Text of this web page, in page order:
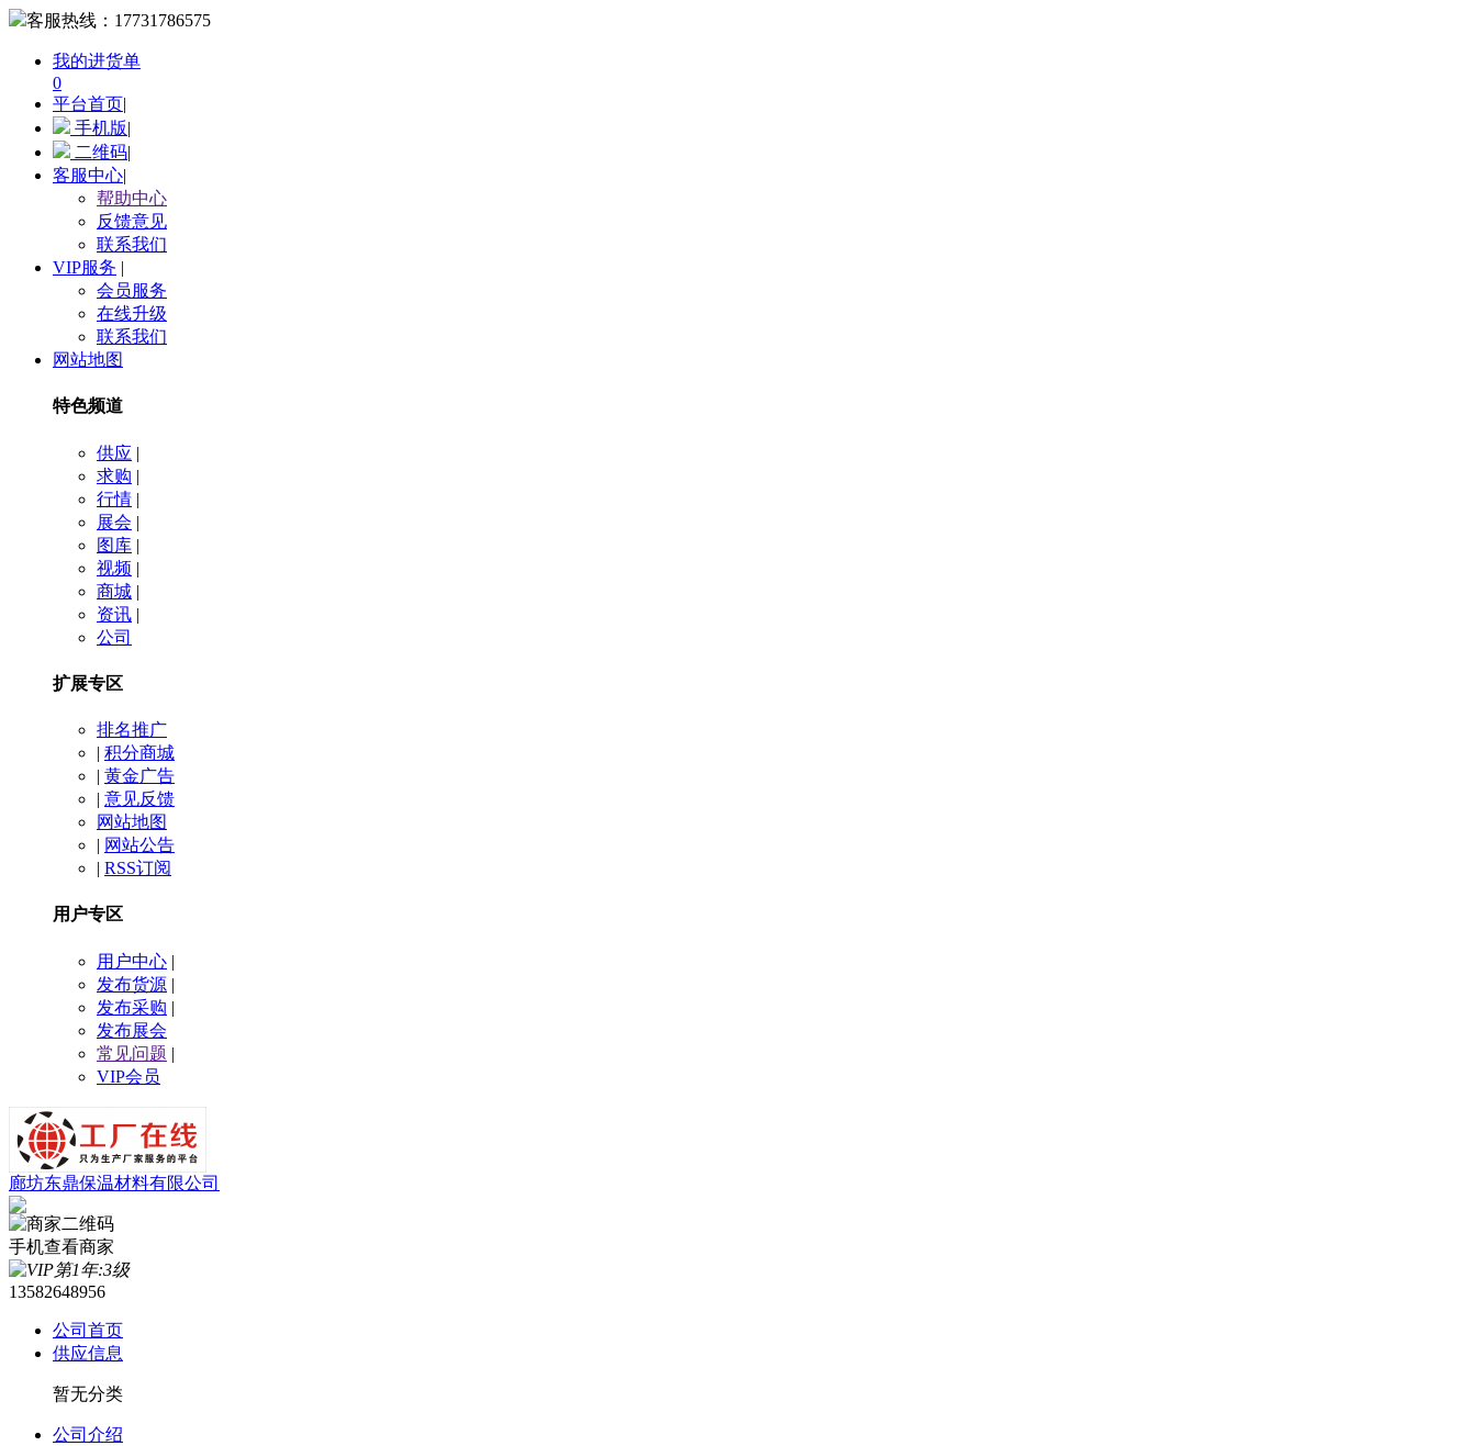
客服热线： 17731786575
我的进货单
0
平台首页|
手机版|
二维码|
客服中心|
帮助中心
反馈意见
联系我们
VIP服务 |
会员服务
在线升级
联系我们
网站地图
特色频道
供应 |
求购 |
行情 |
展会 |
图库 |
视频 |
商城 |
资讯 |
公司
扩展专区
排名推广
| 积分商城
| 黄金广告
| 意见反馈
网站地图
| 网站公告
| RSS订阅
用户专区
用户中心 |
发布货源 |
发布采购 |
发布展会
常见问题 |
VIP会员
廊坊东鼎保温材料有限公司
手机查看商家
13582648956
公司首页
供应信息
暂无分类
公司介绍